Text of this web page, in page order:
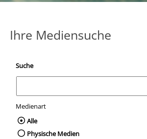
Ihre Mediensuche
Suche
Medienart
Wählen Sie die Medienart
Alle
Physische Medien